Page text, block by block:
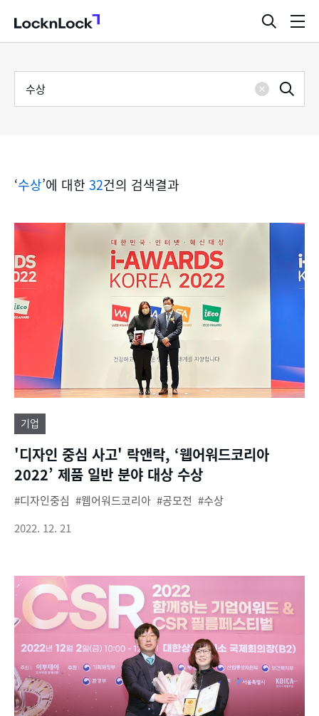
LocknLock
검
색
열
통
색
삭
검
‘수상’에 대한 32건의 검색결과
기업
'디자인 중심 사고' 락앤락, ‘웹어워드코리아
2022’ 제품 일반 분야 대상 수상
디자인중심 웹어워드코리아 공모전
수상
2022. 12. 21